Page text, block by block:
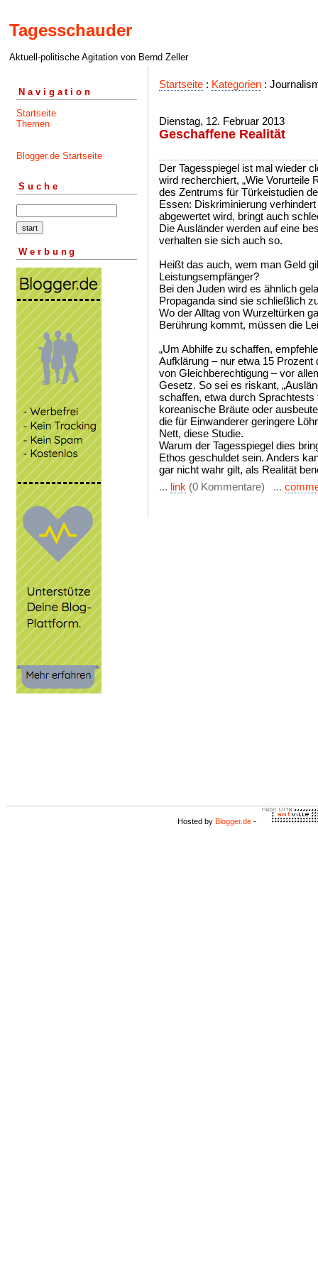
Tagesschauder
Aktuell-politische Agitation von Bernd Zeller
Navigation
Startseite
Themen
Blogger.de Startseite
Suche
Werbung
Startseite : Kategorien :
Dienstag, 12. Februar 2013
Geschaffene Realität
Der Tagesspiegel ist mal wieder
wird recherchiert, „Wie Vorurteile
des Zentrums für Türkeistudien
Essen: Diskriminierung
abgewertet wird, bringt auch
Die Ausländer werden auf eine
verhalten sie sich auch so.
Heißt das auch, wem man Geld
Leistungsempfänger?
Bei den Juden wird es ähnlich
Propaganda sind sie schließlich
Wo der Alltag von Wurzeltürken
Berührung kommt, müssen die
„Um Abhilfe zu schaffen,
Aufklärung – nur etwa 15
von Gleichberechtigung – vor
Gesetz. So sei es riskant,
schaffen, etwa durch
koreanische Bräute oder
die für Einwanderer geringere
Nett, diese Studie.
Warum der Tagesspiegel dies
Ethos geschuldet sein. Anders
gar nicht wahr gilt, als Realität
... link (0 Kommentare) ...
Hosted by Blogger.de -